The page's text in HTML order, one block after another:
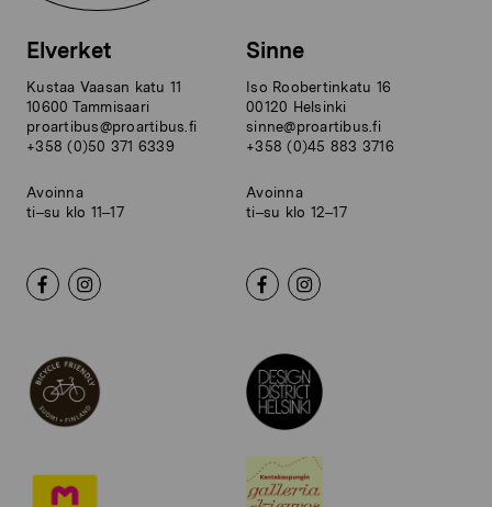
Elverket
Kustaa Vaasan katu 11
10600 Tammisaari
proartibus@proartibus.fi
+358 (0)50 371 6339
Avoinna
ti–su klo 11–17
Sinne
Iso Roobertinkatu 16
00120 Helsinki
sinne@proartibus.fi
+358 (0)45 883 3716
Avoinna
ti–su klo 12–17